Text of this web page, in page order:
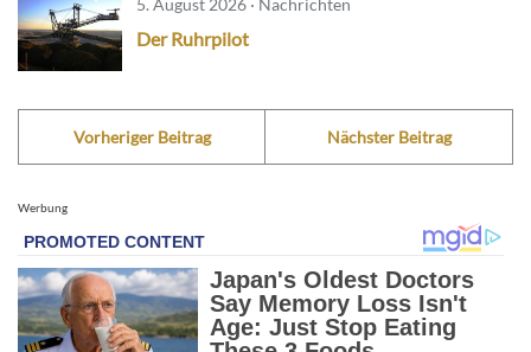
5. August 2026 · Nachrichten
Der Ruhrpilot
Vorheriger Beitrag Nächster Beitrag
Werbung